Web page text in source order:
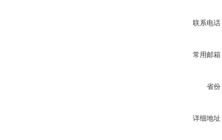
联系电话
常用邮箱
省份
详细地址